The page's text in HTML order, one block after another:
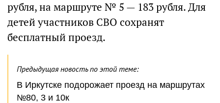
рубля, на маршруте № 5 — 183 рубля. Для
детей участников СВО сохранят
бесплатный проезд.
Предыдущая новость по этой теме:
В Иркутске подорожает проезд на маршрутах
№80, 3 и 10к